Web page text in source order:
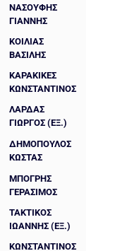
ΝΑΣΟΥΦΗΣ
ΓΙΑΝΝΗΣ
ΚΟΙΛΙΑΣ
ΒΑΣΙΛΗΣ
ΚΑΡΑΚΙΚΕΣ
ΚΩΝΣΤΑΝΤΙΝΟΣ
ΛΑΡΔΑΣ
ΓΙΩΡΓΟΣ (ΕΞ.)
ΔΗΜΟΠΟΥΛΟΣ
ΚΩΣΤΑΣ
ΜΠΟΓΡΗΣ
ΓΕΡΑΣΙΜΟΣ
ΤΑΚΤΙΚΟΣ
ΙΩΑΝΝΗΣ (ΕΞ.)
ΚΩΝΣΤΑΝΤΊΝΟΣ